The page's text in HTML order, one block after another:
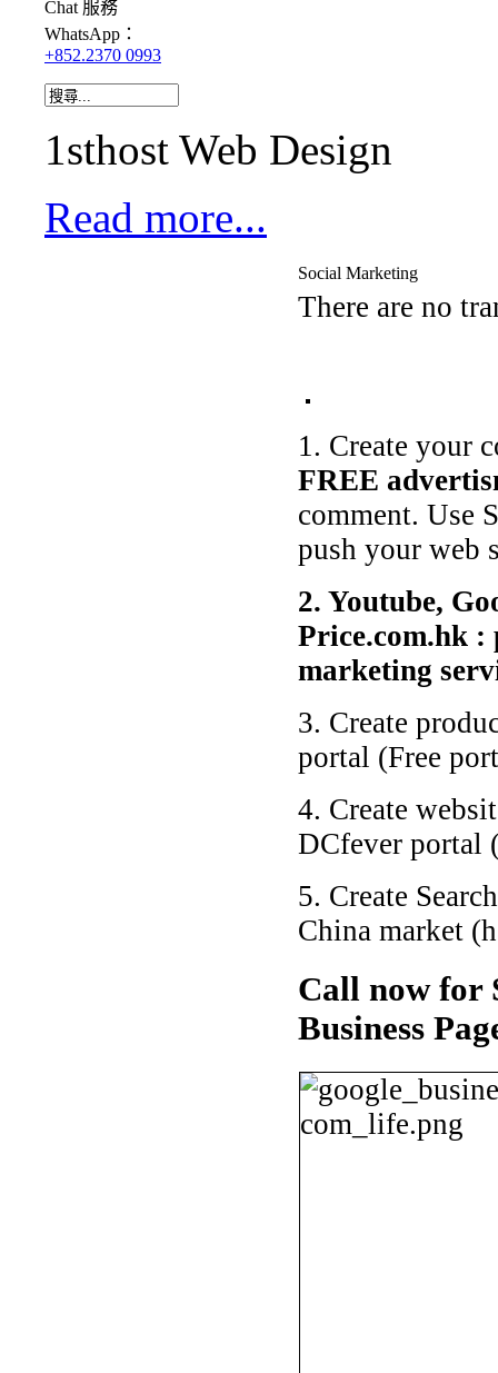
Chat 服務
WhatsApp：
+852.2370 0993
1sthost Web Design
Read more...
Social Marketing
There are no
1. Create your
FREE
comment. Use
push your web
2. Youtube,
Price.com.hk
marketing
3. Create
portal (Free
4. Create
DCfever portal
5. Create
China market
Call now for
Business